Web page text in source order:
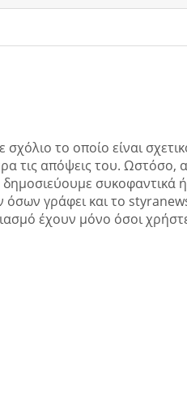
το οποίο είναι
τις απόψεις του. Ωστόσο,
συκοφαντικά
όσων γράφει και το
έχουν μόνο όσοι